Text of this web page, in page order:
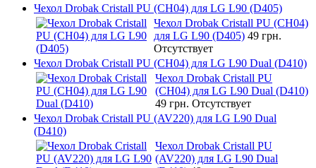
Чехол Drobak Cristall PU (CH04) для LG L90 (D405)
Чехол Drobak Cristall PU (CH04)
для LG L90 (D405) 49 грн.
Отсутствует
Чехол Drobak Cristall PU (CH04) для LG L90 Dual (D410)
Чехол Drobak Cristall PU
(CH04) для LG L90 Dual (D410)
49 грн. Отсутствует
Чехол Drobak Cristall PU (AV220) для LG L90 Dual
(D410)
Чехол Drobak Cristall PU
(AV220) для LG L90 Dual